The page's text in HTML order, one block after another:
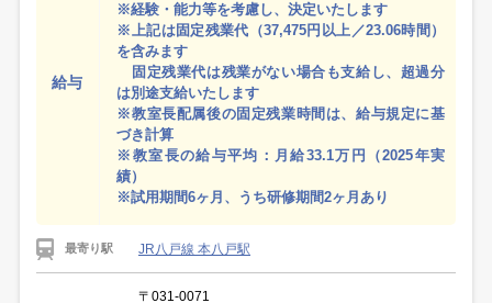
給与
※経験・能力等を考慮し、決定いたします
※上記は固定残業代（37,475円以上／23.06時間）
を含みます
固定残業代は残業がない場合も支給し、超過分
は別途支給いたします
※教室長配属後の固定残業時間は、給与規定に基
づき計算
※教室長の給与平均：月給33.1万円（2025年実
績）
※試用期間6ヶ月、うち研修期間2ヶ月あり
最寄り駅 JR八戸線 本八戸駅
〒031-0071